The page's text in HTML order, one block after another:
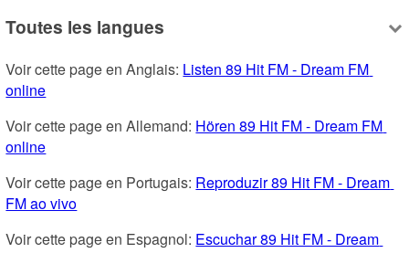
Toutes les langues
Voir cette page en Anglais: Listen 89 Hit FM - Dream FM
online
Voir cette page en Allemand: Hören 89 Hit FM - Dream FM
online
Voir cette page en Portugais: Reproduzir 89 Hit FM - Dream
FM ao vivo
Voir cette page en Espagnol: Escuchar 89 Hit FM - Dream